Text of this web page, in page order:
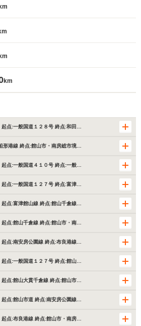
km
km
km
点:一般国道１２８号 終点:和田…
形港線 終点:館山市・南房総市境…
点:一般国道４１０号 終点:一般…
点:一般国道１２７号 終点:富津…
点:富津館山線 終点:館山千倉線…
点:館山千倉線 終点:館山市・南…
点:南安房公園線 終点:布良港線…
点:一般国道１２７号 終点:館山…
点:館山大貫千倉線 終点:館山市…
点:館山市道 終点:南安房公園線…
点:布良港線 終点:館山市・南房…